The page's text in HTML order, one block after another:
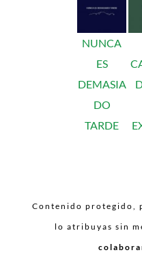
NUNCA
ES
DEMASIA
DO
TARDE
Contenido protegido,
lo atribuyas sin